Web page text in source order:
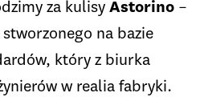
za kulisyAstorino –
na bazie
który z biurka
w realia fabryki.